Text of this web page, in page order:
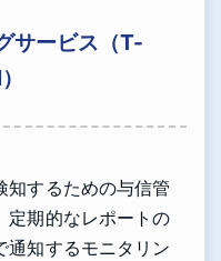
サービス（T-
知するための与信管
定期的なレポートの
通知するモニタリン